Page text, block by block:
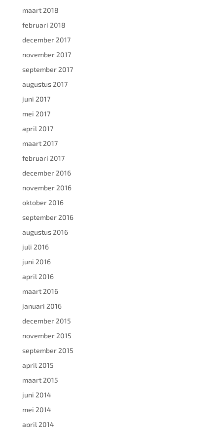
maart 2018
februari 2018
december 2017
november 2017
september 2017
augustus 2017
juni 2017
mei 2017
april 2017
maart 2017
februari 2017
december 2016
november 2016
oktober 2016
september 2016
augustus 2016
juli 2016
juni 2016
april 2016
maart 2016
januari 2016
december 2015
november 2015
september 2015
april 2015
maart 2015
juni 2014
mei 2014
april 2014